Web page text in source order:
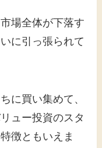
場全体が下落す
に引っ張られて
に買い集めて、
ュー投資のスタ
徴ともいえま